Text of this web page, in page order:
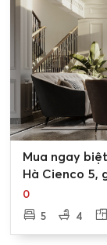
Mua ngay
Hà Cienco 5,
0
5
4